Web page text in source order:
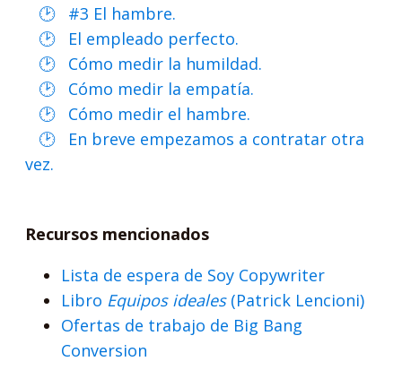
#3 El hambre.
El empleado perfecto.
Cómo medir la humildad.
Cómo medir la empatía.
Cómo medir el hambre.
En breve empezamos a contratar otra
vez.
Recursos mencionados
Lista de espera de Soy Copywriter
Libro Equipos ideales (Patrick Lencioni)
Ofertas de trabajo de Big Bang
Conversion